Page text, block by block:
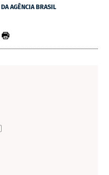
AGÊNCIA BRASIL